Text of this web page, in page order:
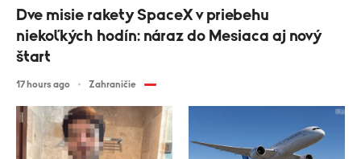
Dve misie rakety SpaceX v priebehu
niekoľkých hodín: náraz do Mesiaca aj nový
štart
17 hours ago Zahraničie